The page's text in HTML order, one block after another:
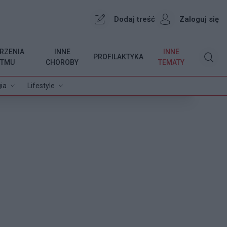
Dodaj treść Zaloguj się
Lifestyle
INNE
CHOROBY
PROFILAKTYKA
INNE
TEMATY